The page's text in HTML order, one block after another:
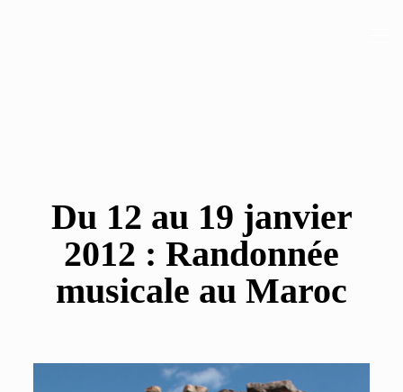
Du 12 au 19 janvier
2012 : Randonnée
musicale au Maroc